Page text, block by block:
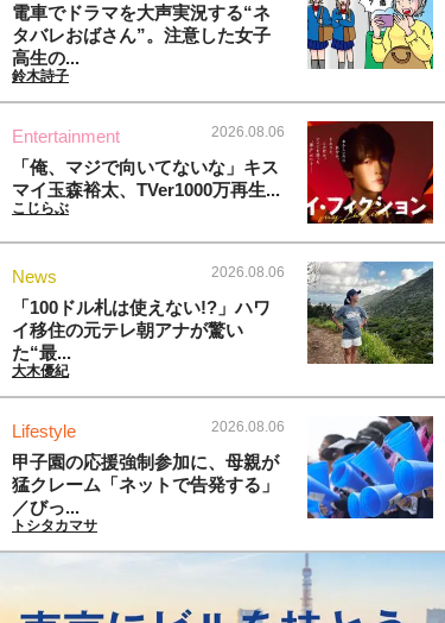
電車でドラマを大声実況する“ネ
タバレおばさん”。注意した女子
高生の...
鈴木詩子
Entertainment 2026.08.06
「俺、マジで向いてないな」キス
マイ玉森裕太、TVer1000万再生...
こじらぶ
News 2026.08.06
「100ドル札は使えない!?」ハワ
イ移住の元テレ朝アナが驚い
た“最...
大木優紀
Lifestyle 2026.08.06
甲子園の応援強制参加に、母親が
猛クレーム「ネットで告発する」
／びっ...
トシタカマサ